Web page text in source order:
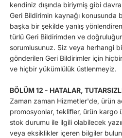
kendiniz dışında biriymiş gibi
Geri Bildirimin kaynağı konusunda
başka bir şekilde yanlış
türlü Geri Bildirimden ve
sorumlusunuz. Siz veya herhangi
gönderilen Geri Bildirimler için
ve hiçbir yükümlülük üstlenmeyiz.
BÖLÜM 12 - HATALAR,
Zaman zaman Hizmetler'de, ürün
promosyonlar, teklifler, ürün kargo
stok durumu ile ilgili olabilecek
veya eksiklikler içeren bilgiler